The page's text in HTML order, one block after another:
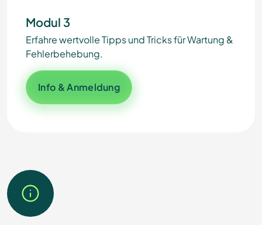
Modul 3
Erfahre wertvolle Tipps und Tricks für Wartung &
Fehlerbehebung.
Info & Anmeldung